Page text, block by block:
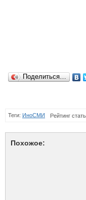
Поделиться…
Теги: ИноСМИ Рейтинг
Похожое: